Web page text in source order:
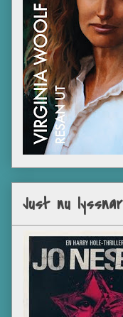
Just nu